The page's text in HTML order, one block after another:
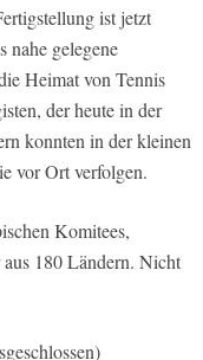
ist jetzt
nahe gelegene
Heimat von Tennis
der heute in der
konnten in der kleinen
vor Ort verfolgen.
Komitees,
180 Ländern. Nicht